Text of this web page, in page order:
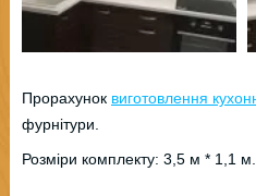
Прорахунок виготовлення
фурнітури.
Розміри комплекту: 3,5 м * 1,1